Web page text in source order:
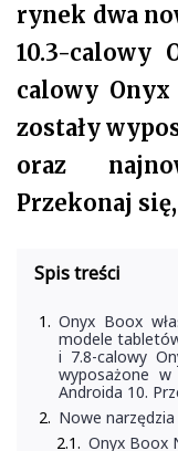
rynek dwa
10.3-calowy
calowy Onyx
zostały
oraz
Przekonaj
Spis treści
Onyx Boox
modele
i 7.8-calowy
wyposażone
Androida 10.
Nowe
Onyx Boox